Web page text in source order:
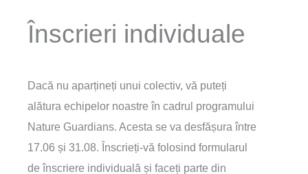
Înscrieri individuale
Dacă nu aparțineți unui colectiv, vă puteți
alătura echipelor noastre în cadrul programului
Nature Guardians. Acesta se va desfășura între
17.06 și 31.08. Înscrieți-vă folosind formularul
de înscriere individuală și faceți parte din